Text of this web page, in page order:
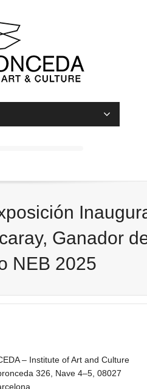
Ganador
NEB 2025
– Institute of Art and Culture
326, Nave 4–5, 08027